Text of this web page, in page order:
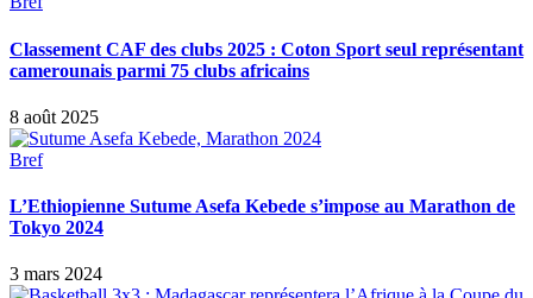
Classement CAF des clubs 2025 : Coton Sport seul représentant
camerounais parmi 75 clubs africains
8 août 2025
Bref
L’Ethiopienne Sutume Asefa Kebede s’impose au Marathon de
Tokyo 2024
3 mars 2024